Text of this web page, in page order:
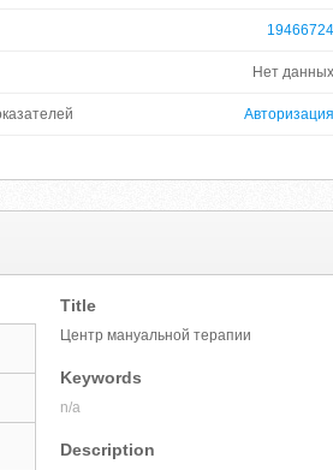
19466724
Нет данных
Авторизация
Title
Центр мануальной терапии
Keywords
n/a
Description